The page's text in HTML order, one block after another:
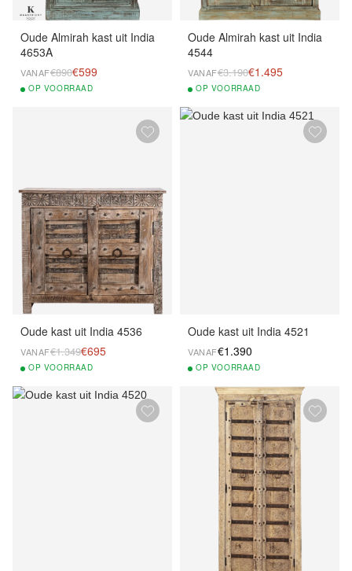
Oude Almirah kast uit India
4653A
VANAF€890€599
OP VOORRAAD
Oude Almirah kast uit India
4544
VANAF€3.190€1.495
OP VOORRAAD
Oude kast uit India 4536
VANAF€1.349€695
OP VOORRAAD
Oude kast uit India 4521
VANAF€1.390
OP VOORRAAD